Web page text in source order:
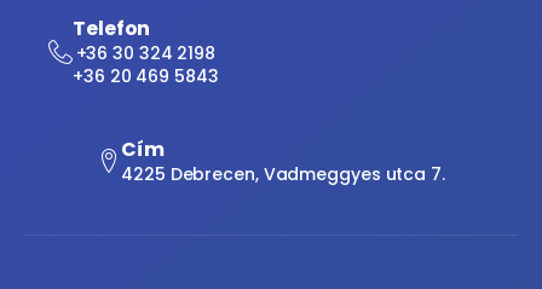
Telefon
+36 30 324 2198
+36 20 469 5843
Cím
4225 Debrecen, Vadmeggyes utca 7.